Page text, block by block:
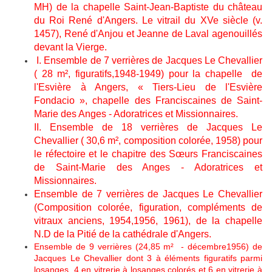
MH) de la chapelle Saint-Jean-Baptiste du château
du Roi René d'Angers. Le vitrail du XVe siècle (v.
1457), René d'Anjou et Jeanne de Laval agenouillés
devant la Vierge.
I. Ensemble de 7 verrières de Jacques Le Chevallier
( 28 m², figuratifs,1948-1949) pour la chapelle de
l'Esvière à Angers, « Tiers-Lieu de l'Esvière
Fondacio », chapelle des Franciscaines de Saint-
Marie des Anges - Adoratrices et Missionnaires.
II. Ensemble de 18 verrières de Jacques Le
Chevallier ( 30,6 m², composition colorée, 1958) pour
le réfectoire et le chapitre des Sœurs Franciscaines
de Saint-Marie des Anges - Adoratrices et
Missionnaires.
Ensemble de 7 verrières de Jacques Le Chevallier
(Composition colorée, figuration, compléments de
vitraux anciens, 1954,1956, 1961), de la chapelle
N.D de la Pitié de la cathédrale d'Angers.
Ensemble de 9 verrières (24,85 m² - décembre1956) de
Jacques Le Chevallier dont 3 à éléments figuratifs parmi
losanges, 4 en vitrerie à losanges colorés et 6 en vitrerie à